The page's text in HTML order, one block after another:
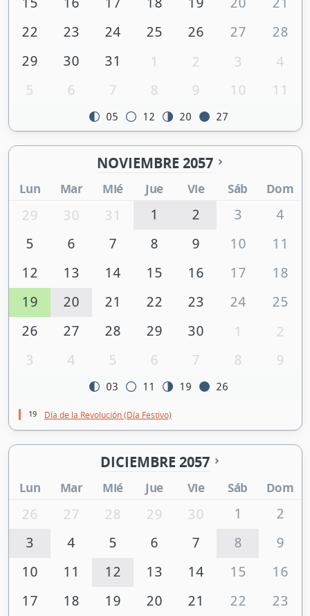
22
23 24 25 26 27
28
29
30 31 1 2 3
4
5
6 7 8 9 10 11
05 12 20 27
NOVIEMBRE 2057
Lun Mar Mié Jue Vie Sáb Dom
29 30 31 1 2 3
4
5
6 7 8 9 10
11
12
13 14 15 16 17
18
19
20 21 22 23 24
25
26
27 28 29 30 1
2
3
4 5 6 7 8 9
03 11 19 26
19 Día de la Revolución (Día Festivo)
DICIEMBRE 2057
Lun Mar Mié Jue Vie Sáb Dom
26 27 28 29 30 1
2
3
4 5 6 7 8
9
10
11 12 13 14 15
16
17
18 19 20 21 22 23